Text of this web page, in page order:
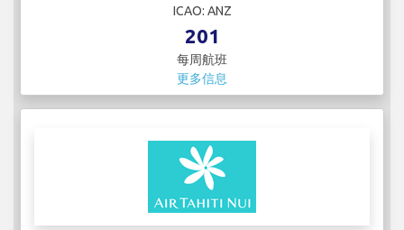
ICAO: ANZ
201
每周航班
更多信息